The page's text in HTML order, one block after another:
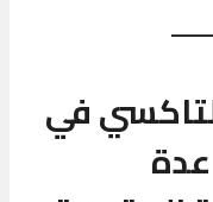
في